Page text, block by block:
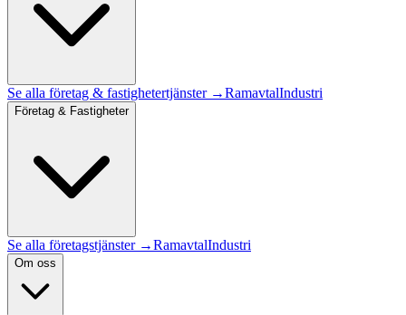
Se alla företag & fastighetertjänster →RamavtalIndustri
Företag & Fastigheter
Se alla företagstjänster →RamavtalIndustri
Om oss